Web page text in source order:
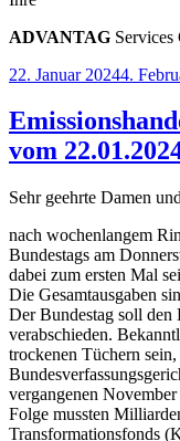
ADVANTAG Services
Veröffentlicht
22. Januar 20244.
vom
Sehr geehrte Damen
nach wochenlangem
Bundestags am
dabei zum ersten Mal
Die Gesamtausgaben
Der Bundestag soll den
verabschieden.
trockenen Tüchern
vergangenen
Folge mussten
Transformationsfonds